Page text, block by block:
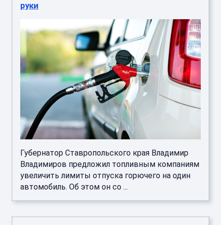
руки
Губернатор Ставропольского края Владимир
Владимиров предложил топливным компаниям
увеличить лимиты отпуска горючего на один
автомобиль. Об этом он со ...